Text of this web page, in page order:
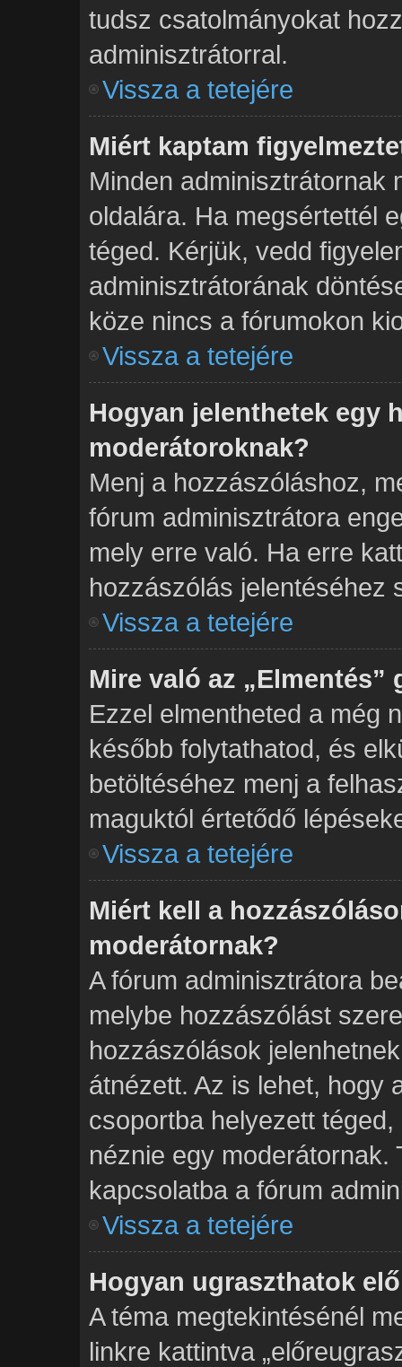
tudsz csatolmányokat
adminisztrátorral.
Vissza a tetejére
Miért kaptam
Minden adminisztrátornak
oldalára. Ha megsértettél
téged. Kérjük, vedd
adminisztrátorának
köze nincs a fórumokon
Vissza a tetejére
Hogyan jelenthetek egy
moderátoroknak?
Menj a hozzászóláshoz,
fórum adminisztrátora
mely erre való. Ha erre
hozzászólás jelentéséhez
Vissza a tetejére
Mire való az
Ezzel elmentheted a még
később folytathatod, és
betöltéséhez menj a
maguktól értetődő
Vissza a tetejére
Miért kell a
moderátornak?
A fórum adminisztrátora
melybe hozzászólást
hozzászólások
átnézett. Az is lehet, hogy
csoportba helyezett
néznie egy moderátornak.
kapcsolatba a fórum
Vissza a tetejére
Hogyan ugraszthatok
A téma megtekintésénél
linkre kattintva